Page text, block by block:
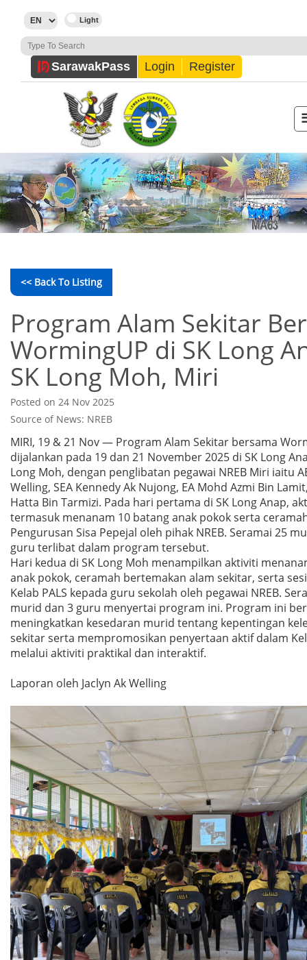
SarawakPass Login Register
<< Back To Listing
Program Alam Sekitar
WormingUP di SK Long
SK Long Moh, Miri
Posted on 24 Nov 2025
Source of News: NREB
MIRI, 19 & 21 Nov — Program Alam Sekitar bersama
dijalankan pada 19 dan 21 November 2025 di SK Long
Long Moh, dengan penglibatan pegawai NREB Miri iaitu
Welling, SEA Kennedy Ak Nujong, EA Mohd Azmi Bin
Hatta Bin Tarmizi. Pada hari pertama di SK Long Anap,
termasuk menanam 10 batang anak pokok serta
Pengurusan Sisa Pepejal oleh pihak NREB. Seramai 25
guru terlibat dalam program tersebut.
Hari kedua di SK Long Moh menampilkan aktiviti
anak pokok, ceramah bertemakan alam sekitar, serta
Kelab PALS kepada guru sekolah oleh pegawai NREB.
murid dan 3 guru menyertai program ini. Program ini
meningkatkan kesedaran murid tentang kepentingan
sekitar serta mempromosikan penyertaan aktif dalam
melalui aktiviti praktikal dan interaktif.
Laporan oleh Jaclyn Ak Welling